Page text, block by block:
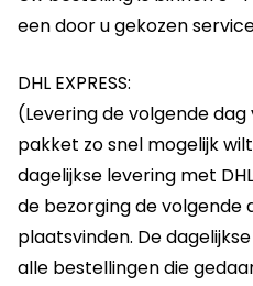
een door u gekozen
DHL EXPRESS:
(Levering de volgende dag
pakket zo snel mogelijk
dagelijkse levering met
de bezorging de volgende
plaatsvinden. De
alle bestellingen die